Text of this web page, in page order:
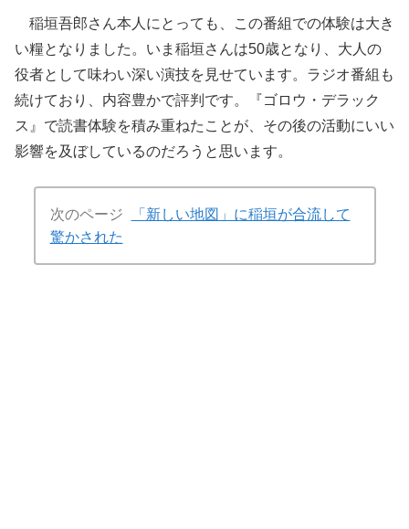
稲垣吾郎さん本人にとっても、この番組での体験は大き
い糧となりました。いま稲垣さんは50歳となり、大人の
役者として味わい深い演技を見せています。ラジオ番組も
続けており、内容豊かで評判です。『ゴロウ・デラック
ス』で読書体験を積み重ねたことが、その後の活動にいい
影響を及ぼしているのだろうと思います。
次のページ
「新しい地図」に稲垣が合流して
驚かされた